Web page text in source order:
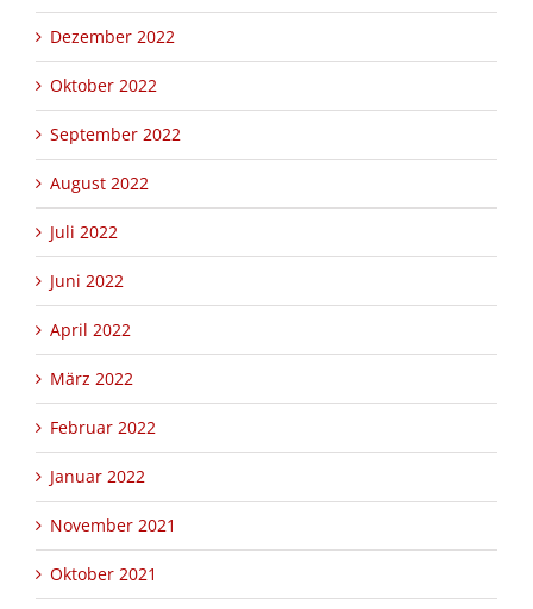
Dezember 2022
Oktober 2022
September 2022
August 2022
Juli 2022
Juni 2022
April 2022
März 2022
Februar 2022
Januar 2022
November 2021
Oktober 2021